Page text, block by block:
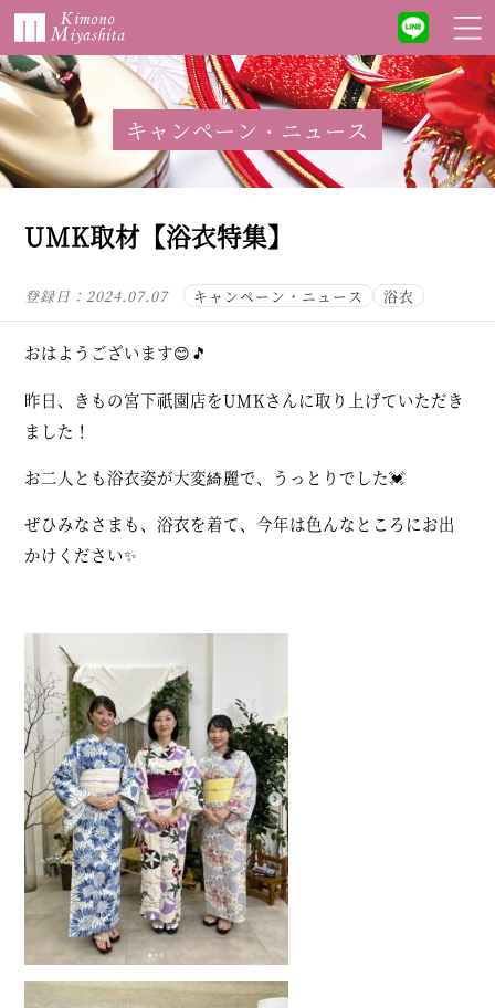
キャンペーン・ニュース
UMK取材【浴衣特集】
登録日：2024.07.07 キャンペーン・ニュース 浴衣
おはようございます😊🎵
昨日、きもの宮下祇園店をUMKさんに取り上げていただき
ました！
お二人とも浴衣姿が大変綺麗で、うっとりでした💓
ぜひみなさまも、浴衣を着て、今年は色んなところにお出
かけください✨